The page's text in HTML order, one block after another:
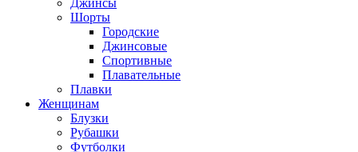
Шорты
Городские
Джинсовые
Спортивные
Плавательные
Плавки
Женщинам
Блузки
Рубашки
Футболки